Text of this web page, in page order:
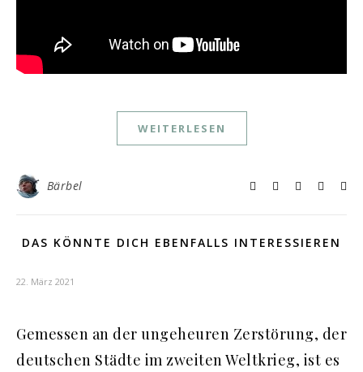
WEITERLESEN
Bärbel
DAS KÖNNTE DICH EBENFALLS INTERESSIEREN
22. März 2021
Gemessen an der ungeheuren Zerstörung, der
deutschen Städte im zweiten Weltkrieg, ist es